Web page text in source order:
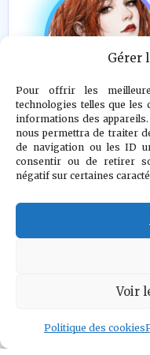
Gérer
Pour offrir les
technologies telles que les
informations des
nous permettra de traiter
de navigation ou les ID
consentir ou de retirer
négatif sur certaines
Voir
Politique des cookies